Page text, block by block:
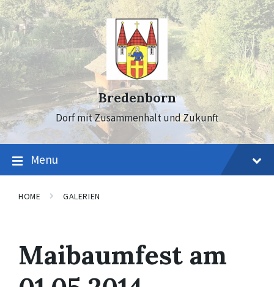
Skip
to
content
Skip
to
main
navigation
Skip
to
footer
Bredenborn
Dorf mit Zusammenhalt und Zukunft
Menu
HOME GALERIEN
Maibaumfest am